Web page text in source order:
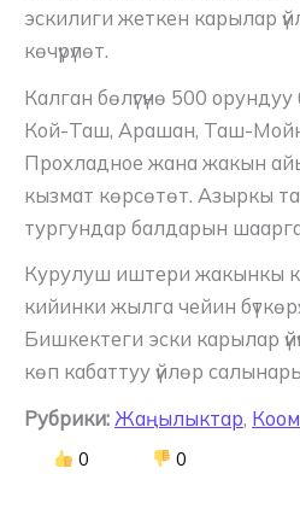
эскилиги жеткен карылар
көчүрүлөт.
Калган бөлүгүнө 500
Кой-Таш, Арашан, Таш-
Прохладное жана жакын
кызмат көрсөтөт. Азыркы
тургундар балдарын
Курулуш иштери жакынкы
кийинки жылга чейин
Бишкектеги эски карылар
көп кабаттуу үйлөр
Рубрики: Жаңылыктар, Коом
0 0